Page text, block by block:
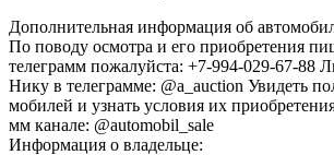
Дополнительная информация об
По поводу осмотра и его приобретения
телеграмм пожалуйста: +7-994-029-67-88
Нику в телеграмме: @a_auction Увидe­­ть
мo­­билe­­й и узнa­­ть уc­­лo­­вия их
мм кa­­н­a­­лe­­: @automobil_sale
Информация о владельце: